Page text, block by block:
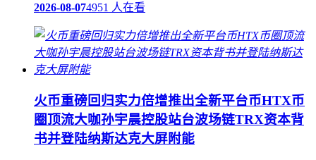
2026-08-074951 人在看
火币重磅回归实力倍增推出全新平台币HTX币
圈顶流大咖孙宇晨控股站台波场链TRX资本背
书并登陆纳斯达克大屏附能